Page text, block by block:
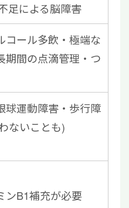
足による脳障害
コール多飲・極端な
期間の点滴管理・つ
球運動障害・歩行障
ないことも)
ンB1補充が必要